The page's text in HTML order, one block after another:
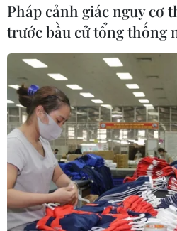
TIN CÙNG CHUYÊN
Pháp cảnh giác nguy cơ
trước bầu cử tổng thống